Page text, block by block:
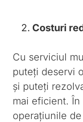
Costuri
Cu serviciul
puteți deservi
și puteți
mai eficient.
operațiunile